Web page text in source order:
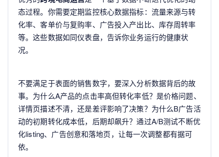
态过程。你需要定期监控核心数据指标：流量来源与转
化率、客单价与复购率、广告投入产出比、库存周转率
等。这些数据如同仪表盘，告诉你业务运行的健康状
况。
不要满足于表面的销售数字，要深入分析数据背后的故
事。为什么A产品的点击率高但转化率低？是价格问题、
详情页描述不清，还是差评影响了决策？为什么B广告活
动的初期转化成本低，后期却飙升？通过A/B测试不断优
化listing、广告创意和落地页，让每一次调整都有据可
依。